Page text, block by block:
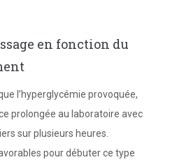
en fonction du
l’hyperglycémie provoquée,
prolongée au laboratoire avec
sur plusieurs heures.
pour débuter ce type